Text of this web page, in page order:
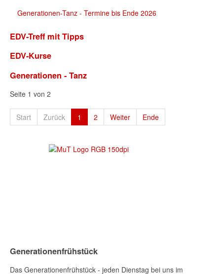
Generationen-Tanz - Termine bis Ende 2026
EDV-Treff mit Tipps
EDV-Kurse
Generationen - Tanz
Seite 1 von 2
Start Zurück 1 2 Weiter Ende
Generationenfrühstück
Das Generationenfrühstück - jeden Dienstag bei uns im